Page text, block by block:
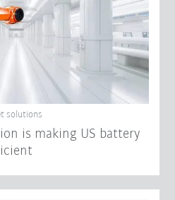
solutions
is making US battery